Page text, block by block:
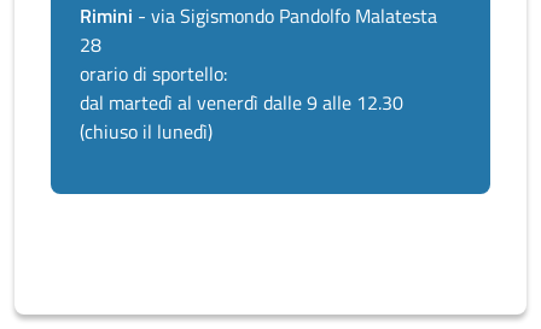
Rimini - via Sigismondo Pandolfo Malatesta
28
orario di sportello:
dal martedì al venerdì dalle 9 alle 12.30
(chiuso il lunedì)